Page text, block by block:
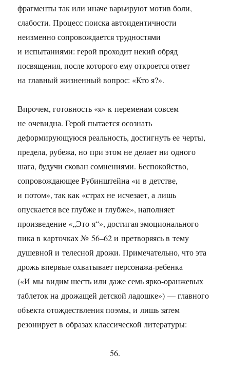
фрагменты так или иначе варьируют мотив боли,
слабости. Процесс поиска автоидентичности
неизменно сопровождается трудностями
и испытаниями: герой проходит некий обряд
посвящения, после которого ему откроется ответ
на главный жизненный вопрос: «Кто я?».
Впрочем, готовность «я» к переменам совсем
не очевидна. Герой пытается осознать
деформирующуюся реальность, достигнуть ее черты,
предела, рубежа, но при этом не делает ни одного
шага, будучи скован сомнениями. Беспокойство,
сопровождающее Рубинштейна «и в детстве,
и потом», так как «страх не исчезает, а лишь
опускается все глубже и глубже», наполняет
произведение «„Это я“», достигая эмоционального
пика в карточках № 56–62 и претворяясь в тему
душевной и телесной дрожи. Примечательно, что эта
дрожь впервые охватывает персонажа-ребенка
(«И мы видим шесть или даже семь ярко-оранжевых
таблеток на дрожащей детской ладошке») — главного
объекта отождествления поэмы, и лишь затем
резонирует в образах классической литературы:
56.